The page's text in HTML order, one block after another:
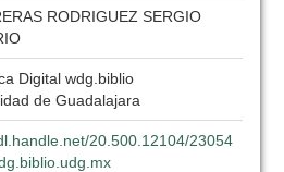
RODRIGUEZ SERGIO
Digital wdg.biblio
de Guadalajara
20.500.12104/23054